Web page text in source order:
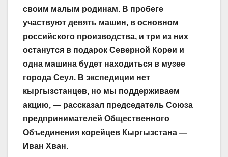
своим малым родинам. В пробеге
участвуют девять машин, в основном
российского производства, и три из них
останутся в подарок Северной Кореи и
одна машина будет находиться в музее
города Сеул. В экспедиции нет
кыргызстанцев, но мы поддерживаем
акцию, — рассказал председатель Союза
предпринимателей Общественного
Объединения корейцев Кыргызстана —
Иван Хван.